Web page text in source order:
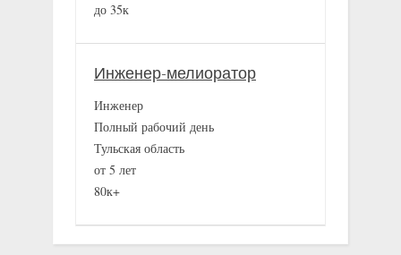
до 35к
Инженер-мелиоратор
Инженер
Полный рабочий день
Тульская область
от 5 лет
80к+